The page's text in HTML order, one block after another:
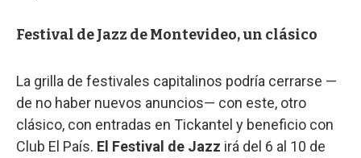
Festival de Jazz de Montevideo, un clásico
La grilla de festivales capitalinos podría cerrarse —
de no haber nuevos anuncios— con este, otro
clásico, con entradas en Tickantel y beneficio con
Club El País. El Festival de Jazz irá del 6 al 10 de